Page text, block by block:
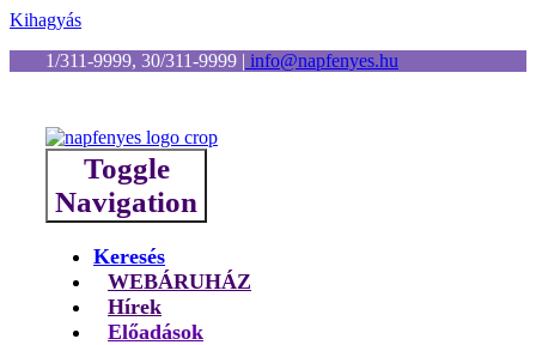
Kihagyás
1/311-9999, 30/311-9999 | info@napfenyes.hu
Toggle
Navigation
Keresés
WEBÁRUHÁZ
Hírek
Előadások